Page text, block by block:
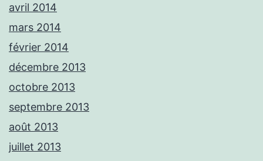
avril 2014
mars 2014
février 2014
décembre 2013
octobre 2013
septembre 2013
août 2013
juillet 2013